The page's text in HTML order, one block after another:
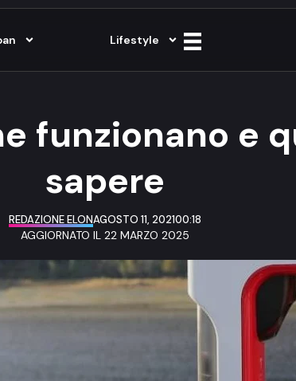
Lifestyle
funzionano e
sapere
REDAZIONE ELONAGOSTO 11, 202100:18
AGGIORNATO IL 22 MARZO 2025